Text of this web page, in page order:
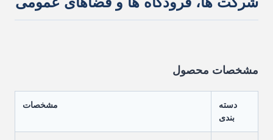
مشخصات محصول
دسته
بندی
مشخصات